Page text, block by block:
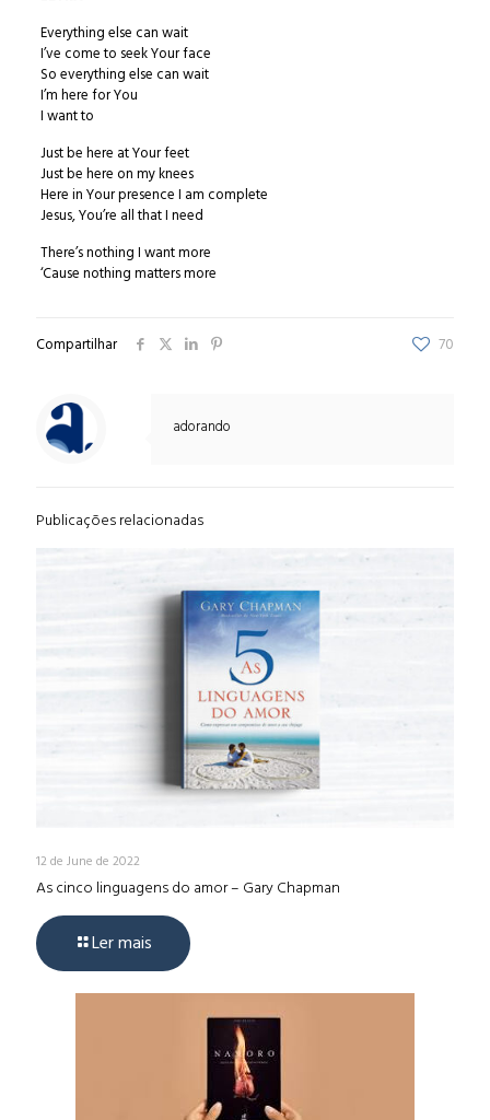
Everything else can wait
I’ve come to seek Your face
So everything else can wait
I’m here for You
I want to
Just be here at Your feet
Just be here on my knees
Here in Your presence I am complete
Jesus, You’re all that I need
There’s nothing I want more
‘Cause nothing matters more
Compartilhar 70
adorando
Publicações relacionadas
12 de June de 2022
As cinco linguagens do amor – Gary Chapman
Ler mais